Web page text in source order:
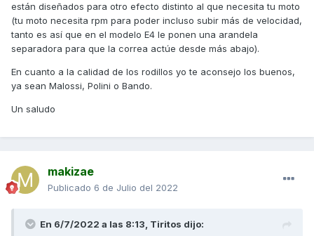
están diseñados para otro efecto distinto al que necesita tu moto
(tu moto necesita rpm para poder incluso subir más de velocidad,
tanto es así que en el modelo E4 le ponen una arandela
separadora para que la correa actúe desde más abajo).
En cuanto a la calidad de los rodillos yo te aconsejo los buenos,
ya sean Malossi, Polini o Bando.
Un saludo
makizae
Publicado 6 de Julio del 2022
En 6/7/2022 a las 8:13, Tiritos dijo: